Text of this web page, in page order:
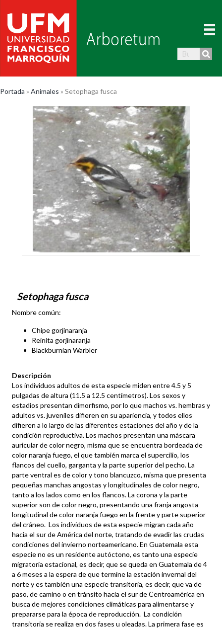
Portada » Animales » Setophaga fusca
Setophaga fusca
Nombre común:
Chipe gorjinaranja
Reinita gorjinaranja
Blackburnian Warbler
Descripción
Los individuos adultos de esta especie miden entre 4.5 y 5
pulgadas de altura (11.5 a 12.5 centímetros). Los sexos y
estadios presentan dimorfismo, por lo que machos vs. hembras y
adultos vs. juveniles difieren en su apariencia, y todos ellos
difieren a lo largo de las diferentes estaciones del año y de la
condición reproductiva. Los machos presentan una máscara
auricular de color negro, misma que se encuentra bordeada de
color naranja fuego, el que también marca el supercilio, los
flancos del cuello, garganta y la parte superior del pecho. La
parte ventral es de color y tono blancuzco, misma que presenta
pequeñas manchas angostas y longitudinales de color negro,
tanto a los lados como en los flancos. La corona y la parte
superior son de color negro, presentando una franja angosta
longitudinal de color naranja fuego en la frente y parte superior
del cráneo. Los individuos de esta especie migran cada año
hacia el sur de América del norte, tratando de evadir las crudas
condiciones del invierno norteamericano. En Guatemala esta
especie no es un residente autóctono, es tanto una especie
migratoria estacional, es decir, que se queda en Guatemala de 4
a 6 meses a la espera de que termine la estación invernal del
norte y es también una especie transitoria, es decir, que va de
paso, de camino o en tránsito hacia el sur de Centroamérica en
busca de mejores condiciones climáticas para alimentarse y
prepararse para la época de reproducción. La condición
transitoria se realiza en dos fases u oleadas. La primera fase es